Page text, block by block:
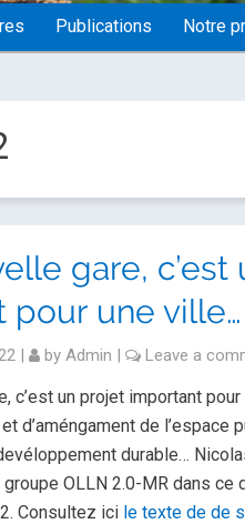
Publications Notre
gare, c’est
pour une ville…
| by Admin | Leave a
c’est un projet important
d’améngament de l’espace
durable…
OLLN 2.0-MR dans
Consultez ici le texte de de